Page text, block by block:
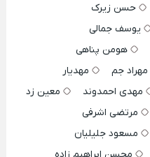
حسن زیرک
یوسف جمالی
هومن پناهی
مهراد جم
مهدیار
مهدی احمدوند
معین زد
مرتضی اشرفی
مسعود جلیلیان